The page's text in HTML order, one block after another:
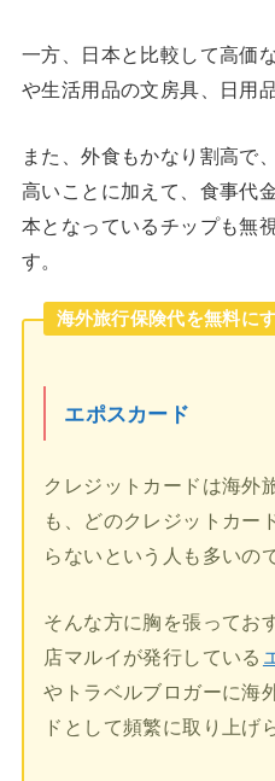
一方、日本と比較して高価
や生活用品の文房具、日用
また、外食もかなり割高で
高いことに加えて、食事代
本となっているチップも無
す。
海外旅行保険代を無料に
エポスカード
クレジットカードは海外
も、どのクレジットカー
らないという人も多いの
そんな方に胸を張ってお
店マルイが発行している
やトラベルブロガーに海
ドとして頻繁に取り上げ